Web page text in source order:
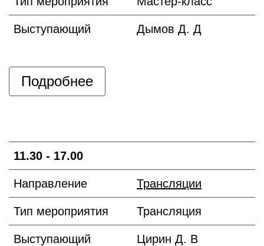
Выступающий Дымов Д. Д
Подробнее
11.30 - 17.00
Направление Трансляции
Тип мероприятия Трансляция
Выступающий Цирин Д. В